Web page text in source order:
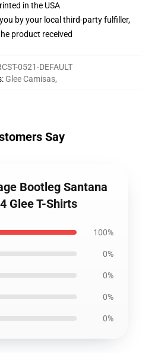
in the USA
by your local third-party fulfiller,
product received
0521-DEFAULT
: Glee Camisas,
Say
Bootleg Santana
Glee T-Shirts
100%
0%
0%
0%
0%